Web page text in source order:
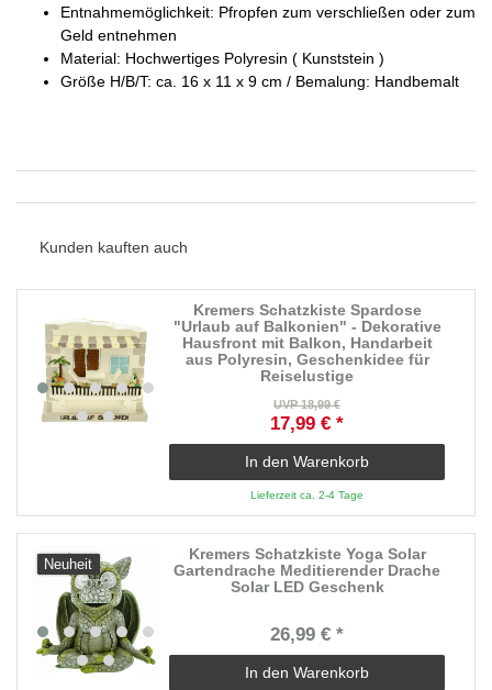
Entnahmemöglichkeit: Pfropfen zum verschließen oder zum
Geld entnehmen
Material: Hochwertiges Polyresin ( Kunststein )
Größe H/B/T: ca. 16 x 11 x 9 cm / Bemalung: Handbemalt
Kunden kauften auch
Kremers Schatzkiste Spardose
"Urlaub auf Balkonien" - Dekorative
Hausfront mit Balkon, Handarbeit
aus Polyresin, Geschenkidee für
Reiselustige
UVP 18,99 €
17,99 € *
In den Warenkorb
Lieferzeit ca. 2-4 Tage
Neuheit
Kremers Schatzkiste Yoga Solar
Gartendrache Meditierender Drache
Solar LED Geschenk
26,99 € *
In den Warenkorb